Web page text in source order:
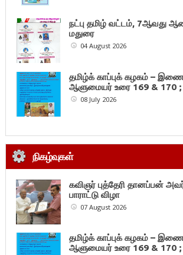
நட்பு தமிழ் வட்டம், 7ஆவது
மதுரை
04 August 2026
தமிழ்க் காப்புக் கழகம் –
ஆளுமையர் உரை 169 & 170
08 July 2026
நிகழ்வுகள்
கவிஞர் புத்தேரி தானப்பன்
பாராட்டு விழா
07 August 2026
தமிழ்க் காப்புக் கழகம் –
ஆளுமையர் உரை 169 & 170